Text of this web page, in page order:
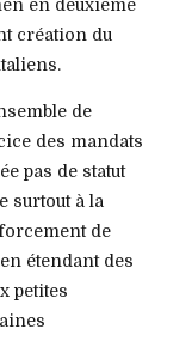
en deuxième
création du
de
des mandats
pas de statut
surtout à la
de
étendant des
petites